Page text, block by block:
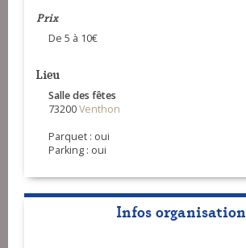
Prix
De 5 à 10€
Lieu
Salle des fêtes
73200Venthon
Parquet : oui
Parking : oui
Infos organisation